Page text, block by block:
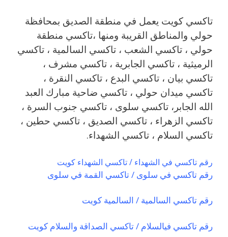
تاكسي كويت يعمل في منطقة الصديق بمحافظة
حولي والمناطق القريبة ‎ومنها ،تاكسي منطقة
حولي ، تاكسي الشعب ، تاكسي السالمية ، تاكسي
الرميثية ، تاكسي الجابرية ، تاكسي مشرف ،
تاكسي بيان ، تاكسي البدع ، تاكسي النقرة ،
تاكسي ميدان حولي ، تاكسي ضاحية مبارك العبد
الله الجابر، تاكسي سلوى ، تاكسي جنوب السرة ،
تاكسي الزهراء ، تاكسي الصديق ، تاكسي حطين ،
تاكسي السلام ، تاكسي الشهداء.
رقم تاكسي في الشهداء / تاكسي الشهداء كويت
رقم تاكسي في سلوى / تاكسي القمة في سلوى
رقم تاكسي السالمية / السالمية كويت
رقم تاكسي فيالسلام / تاكسي الصداقة والسلام كويت